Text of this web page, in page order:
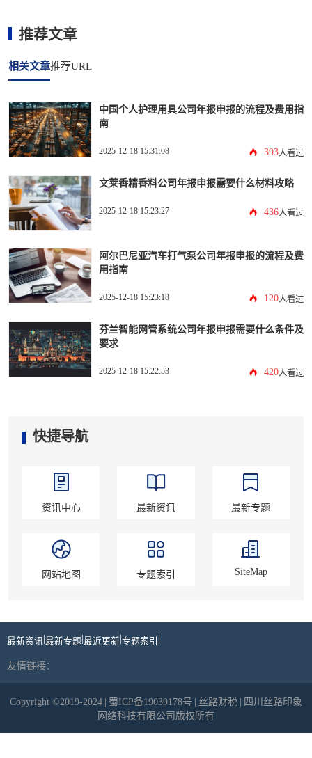
推荐文章
相关文章推荐URL
中国个人护理用具公司年报申报的流程及费用指
南
2025-12-18 15:31:08 393人看过
文莱香精香料公司年报申报需要什么材料攻略
2025-12-18 15:23:27 436人看过
阿尔巴尼亚汽车打气泵公司年报申报的流程及费
用指南
2025-12-18 15:23:18 120人看过
芬兰智能网管系统公司年报申报需要什么条件及
要求
2025-12-18 15:22:53 420人看过
快捷导航
资讯中心 最新资讯 最新专题
网站地图 专题索引 SiteMap
最新资讯 |最新专题|最近更新|专题索引 |
友情链接：
Copyright ©2019-2024 | 蜀ICP备19039178号 | 丝路财税 | 四川丝路印象
网络科技有限公司版权所有